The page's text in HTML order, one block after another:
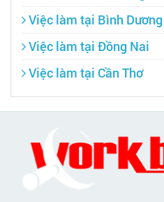
Việc làm tại Bình Dương
Việc làm tại Đồng Nai
Việc làm tại Cần Thơ